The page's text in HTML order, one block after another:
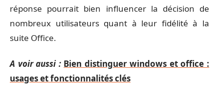
réponse pourrait bien influencer la décision de
nombreux utilisateurs quant à leur fidélité à la
suite Office.
A voir aussi : Bien distinguer windows et office :
usages et fonctionnalités clés